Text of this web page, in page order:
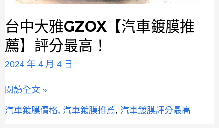
台中大雅GZOX【汽車鍍膜推
薦】評分最高！
2024 年 4 月 4 日
台
中
大
雅
車
膜
閱讀全文 »
汽車鍍膜價格, 汽車鍍膜推薦, 汽車鍍膜評分最高